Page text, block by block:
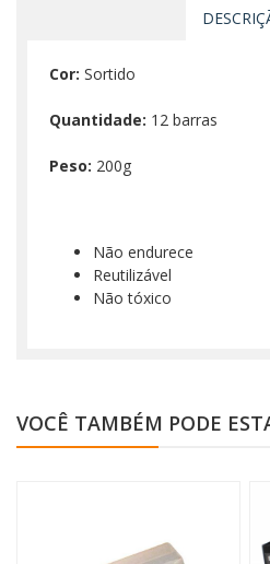
Cor: Sortido
Quantidade: 12 barras
Peso: 200g
Não endurece
Reutilizável
Não tóxico
VOCÊ TAMBÉM PODE